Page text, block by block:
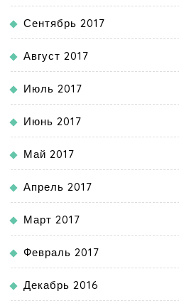
Сентябрь 2017
Август 2017
Июль 2017
Июнь 2017
Май 2017
Апрель 2017
Март 2017
Февраль 2017
Декабрь 2016